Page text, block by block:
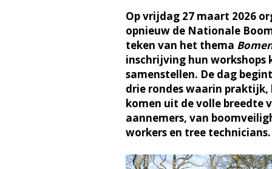
Op vrijdag 27 maart 2026
opnieuw de Nationale
teken van het thema
inschrijving hun workshops
samenstellen. De dag
drie rondes waarin praktijk,
komen uit de volle breedte
aannemers, van
workers en tree technicians.